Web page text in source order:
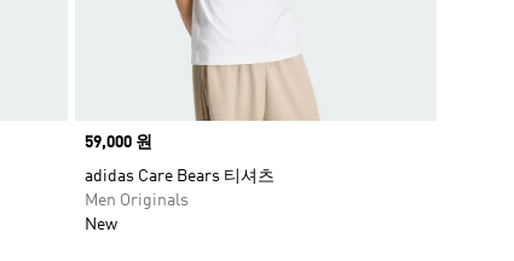
Price
59,000 원
adidas Care Bears 티셔츠
Men Originals
New